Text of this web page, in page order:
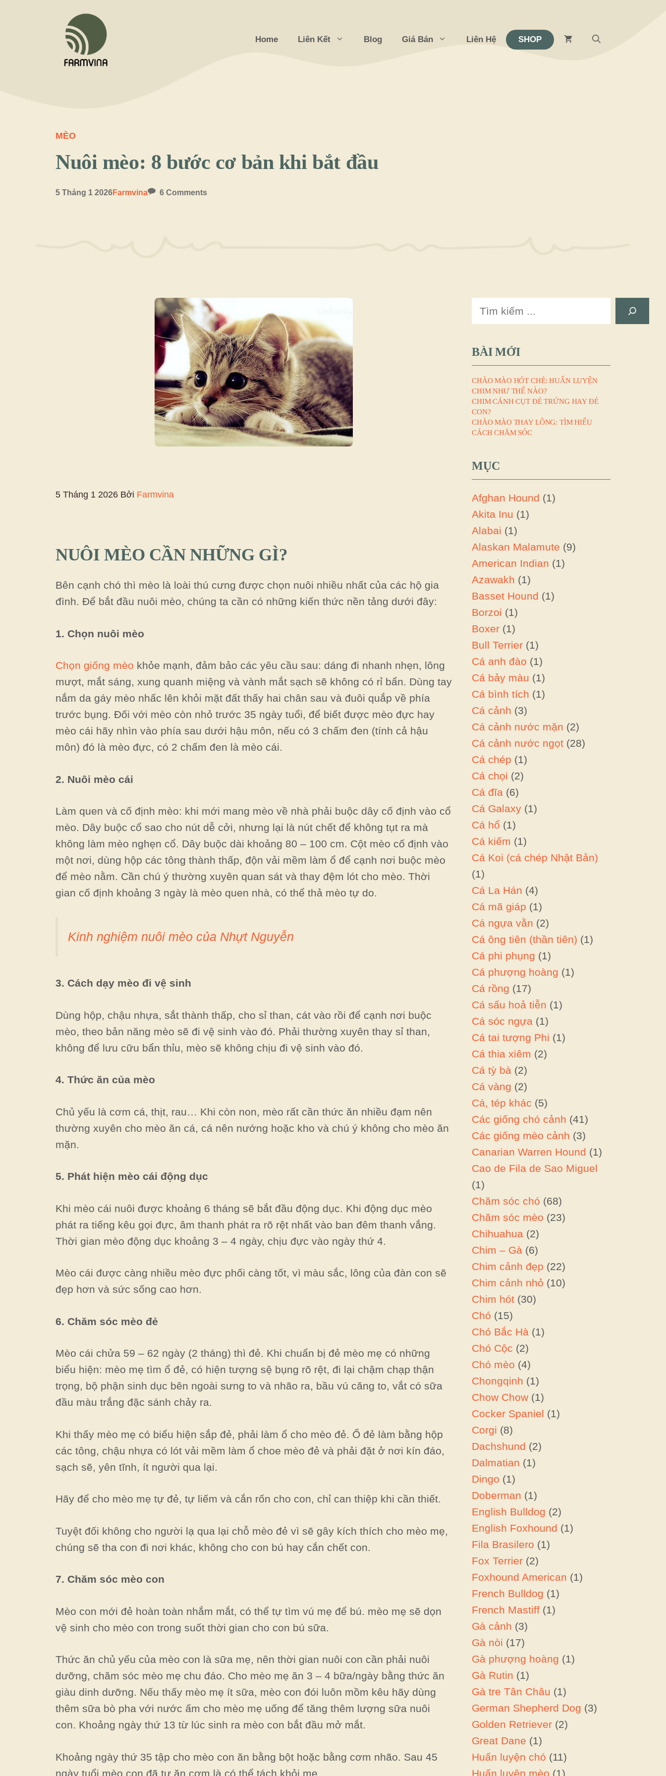
Home Liên Kết Blog Giá Bán Liên Hệ SHOP
MÈO
Nuôi mèo: 8 bước cơ bản khi bắt đầu
5 Tháng 1 2026Farmvina 6 Comments
5 Tháng 1 2026 Bởi Farmvina
NUÔI MÈO CẦN NHỮNG GÌ?
Bên cạnh chó thì mèo là loài thú cưng được chọn nuôi nhiều nhất của các hộ gia
đình. Để bắt đầu nuôi mèo, chúng ta cần có những kiến thức nền tảng dưới đây:
1. Chọn nuôi mèo
Chọn giống mèo khỏe mạnh, đảm bảo các yêu cầu sau: dáng đi nhanh nhẹn, lông
mượt, mắt sáng, xung quanh miệng và vành mắt sạch sẽ không có rỉ bẩn. Dùng tay
nắm da gáy mèo nhấc lên khỏi mặt đất thấy hai chân sau và đuôi quắp về phía
trước bụng. Đối với mèo còn nhỏ trước 35 ngày tuổi, để biết được mèo đực hay
mèo cái hãy nhìn vào phía sau dưới hậu môn, nếu có 3 chấm đen (tính cả hậu
môn) đó là mèo đực, có 2 chấm đen là mèo cái.
2. Nuôi mèo cái
Làm quen và cố định mèo: khi mới mang mèo về nhà phải buộc dây cố định vào cổ
mèo. Dây buộc cổ sao cho nút dễ cởi, nhưng lại là nút chết để không tụt ra mà
không làm mèo nghẹn cổ. Dây buộc dài khoảng 80 – 100 cm. Cột mèo cố định vào
một nơi, dùng hộp các tông thành thấp, độn vải mềm làm ổ để cạnh nơi buộc mèo
để mèo nằm. Cần chú ý thường xuyên quan sát và thay đệm lót cho mèo. Thời
gian cố định khoảng 3 ngày là mèo quen nhà, có thể thả mèo tự do.
Kinh nghiệm nuôi mèo của Nhựt Nguyễn
3. Cách dạy mèo đi vệ sinh
Dùng hộp, chậu nhựa, sắt thành thấp, cho sỉ than, cát vào rồi để cạnh nơi buộc
mèo, theo bản năng mèo sẽ đi vệ sinh vào đó. Phải thường xuyên thay sỉ than,
không để lưu cữu bẩn thỉu, mèo sẽ không chịu đi vệ sinh vào đó.
4. Thức ăn của mèo
Chủ yếu là cơm cá, thịt, rau… Khi còn non, mèo rất cần thức ăn nhiều đạm nên
thường xuyên cho mèo ăn cá, cá nên nướng hoặc kho và chú ý không cho mèo ăn
mặn.
5. Phát hiện mèo cái động dục
Khi mèo cái nuôi được khoảng 6 tháng sẽ bắt đầu động dục. Khi động dục mèo
phát ra tiếng kêu gọi đực, âm thanh phát ra rõ rệt nhất vào ban đêm thanh vắng.
Thời gian mèo động dục khoảng 3 – 4 ngày, chịu đực vào ngày thứ 4.
Mèo cái được càng nhiều mèo đực phối càng tốt, vì màu sắc, lông của đàn con sẽ
đẹp hơn và sức sống cao hơn.
6. Chăm sóc mèo đẻ
Mèo cái chửa 59 – 62 ngày (2 tháng) thì đẻ. Khi chuẩn bị đẻ mèo mẹ có những
biểu hiện: mèo mẹ tìm ổ đẻ, có hiện tượng sệ bụng rõ rệt, đi lại chậm chạp thận
trọng, bộ phận sinh dục bên ngoài sưng to và nhão ra, bầu vú căng to, vắt có sữa
đầu màu trắng đặc sánh chảy ra.
Khi thấy mèo mẹ có biểu hiện sắp đẻ, phải làm ổ cho mèo đẻ. Ổ đẻ làm bằng hộp
các tông, chậu nhựa có lót vải mềm làm ổ choe mèo đẻ và phải đặt ở nơi kín đáo,
sạch sẽ, yên tĩnh, ít người qua lại.
Hãy để cho mèo mẹ tự đẻ, tự liếm và cắn rốn cho con, chỉ can thiệp khi cần thiết.
Tuyệt đối không cho người lạ qua lại chỗ mèo đẻ vì sẽ gây kích thích cho mèo mẹ,
chúng sẽ tha con đi nơi khác, không cho con bú hay cắn chết con.
7. Chăm sóc mèo con
Mèo con mới đẻ hoàn toàn nhắm mắt, có thể tự tìm vú mẹ để bú. mèo mẹ sẽ dọn
vệ sinh cho mèo con trong suốt thời gian cho con bú sữa.
Thức ăn chủ yếu của mèo con là sữa mẹ, nên thời gian nuôi con cần phải nuôi
dưỡng, chăm sóc mèo mẹ chu đáo. Cho mèo mẹ ăn 3 – 4 bữa/ngày bằng thức ăn
giàu dinh dưỡng. Nếu thấy mèo mẹ ít sữa, mèo con đói luôn mồm kêu hãy dùng
thêm sữa bò pha với nước ấm cho mèo mẹ uống để tăng thêm lượng sữa nuôi
con. Khoảng ngày thứ 13 từ lúc sinh ra mèo con bắt đầu mở mắt.
Khoảng ngày thứ 35 tập cho mèo con ăn bằng bột hoặc bằng cơm nhão. Sau 45
ngày tuổi mèo con đã tự ăn cơm là có thể tách khỏi mẹ.
Search
BÀI MỚI
CHÀO MÀO HÓT CHÉ: HUẤN LUYỆN
CHIM NHƯ THẾ NÀO?
CHIM CÁNH CỤT ĐẺ TRỨNG HAY ĐẺ
CON?
CHÀO MÀO THAY LÔNG: TÌM HIỂU
CÁCH CHĂM SÓC
MỤC
Afghan Hound (1)
Akita Inu (1)
Alabai (1)
Alaskan Malamute (9)
American Indian (1)
Azawakh (1)
Basset Hound (1)
Borzoi (1)
Boxer (1)
Bull Terrier (1)
Cá anh đào (1)
Cá bảy màu (1)
Cá bình tích (1)
Cá cảnh (3)
Cá cảnh nước mặn (2)
Cá cảnh nước ngọt (28)
Cá chép (1)
Cá chọi (2)
Cá đĩa (6)
Cá Galaxy (1)
Cá hổ (1)
Cá kiếm (1)
Cá Koi (cá chép Nhật Bản)
(1)
Cá La Hán (4)
Cá mã giáp (1)
Cá ngựa vằn (2)
Cá ông tiên (thần tiên) (1)
Cá phi phụng (1)
Cá phượng hoàng (1)
Cá rồng (17)
Cá sấu hoả tiễn (1)
Cá sóc ngựa (1)
Cá tai tượng Phi (1)
Cá thia xiêm (2)
Cá tỳ bà (2)
Cá vàng (2)
Cá, tép khác (5)
Các giống chó cảnh (41)
Các giống mèo cảnh (3)
Canarian Warren Hound (1)
Cao de Fila de Sao Miguel
(1)
Chăm sóc chó (68)
Chăm sóc mèo (23)
Chihuahua (2)
Chim – Gà (6)
Chim cảnh đẹp (22)
Chim cảnh nhỏ (10)
Chim hót (30)
Chó (15)
Chó Bắc Hà (1)
Chó Cộc (2)
Chó mèo (4)
Chongqinh (1)
Chow Chow (1)
Cocker Spaniel (1)
Corgi (8)
Dachshund (2)
Dalmatian (1)
Dingo (1)
Doberman (1)
English Bulldog (2)
English Foxhound (1)
Fila Brasilero (1)
Fox Terrier (2)
Foxhound American (1)
French Bulldog (1)
French Mastiff (1)
Gà cảnh (3)
Gà nòi (17)
Gà phượng hoàng (1)
Gà Rutin (1)
Gà tre Tân Châu (1)
German Shepherd Dog (3)
Golden Retriever (2)
Great Dane (1)
Huấn luyện chó (11)
Huấn luyện mèo (1)